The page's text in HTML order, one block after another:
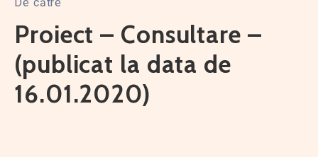
De către
Proiect – Consultare –
(publicat la data de
16.01.2020)